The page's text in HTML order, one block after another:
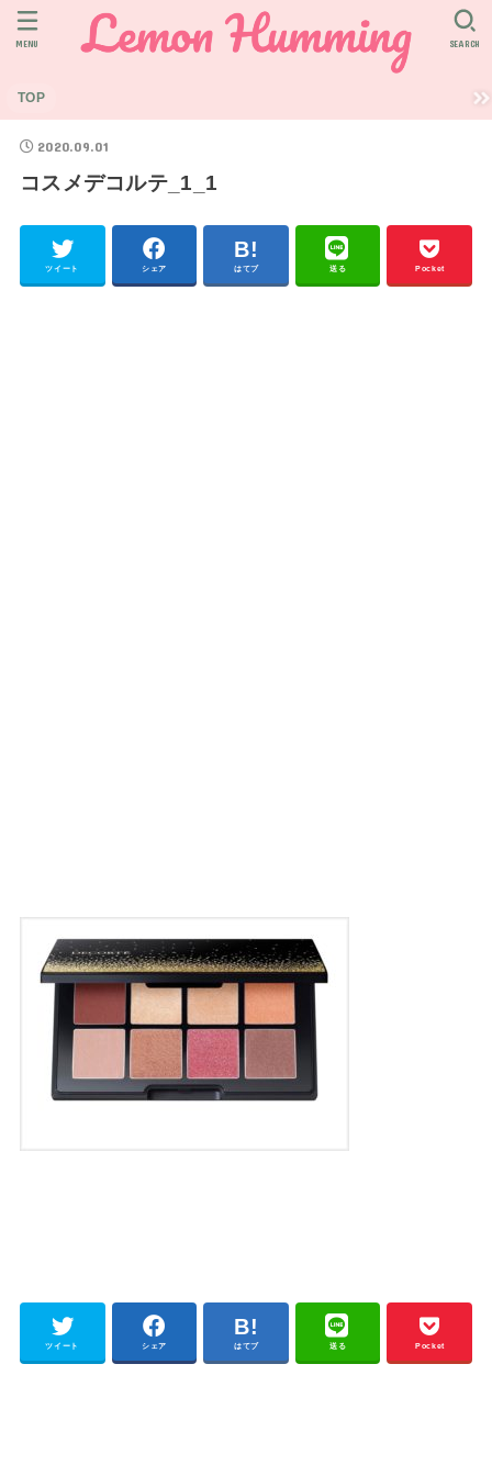
TOP
SEARCH
MENU
2020.09.01
コスメデコルテ_1_1
ツイート シェア はてブ 送る Pocket
ツイート シェア はてブ 送る Pocket